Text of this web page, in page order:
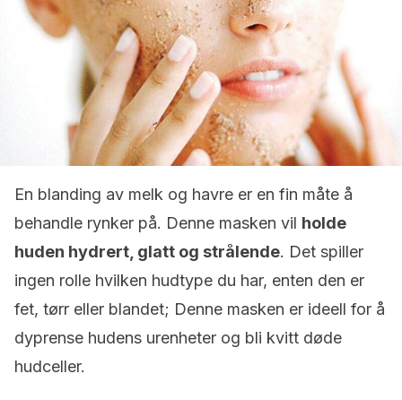
En blanding av melk og havre er en fin måte å
behandle rynker på. Denne masken vil holde
huden hydrert, glatt og strålende. Det spiller
ingen rolle hvilken hudtype du har, enten den er
fet, tørr eller blandet; Denne masken er ideell for å
dyprense hudens urenheter og bli kvitt døde
hudceller.